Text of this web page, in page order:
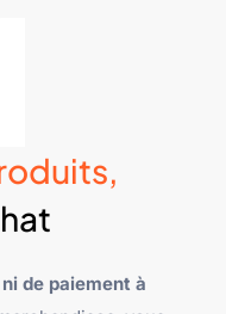
de paiement à